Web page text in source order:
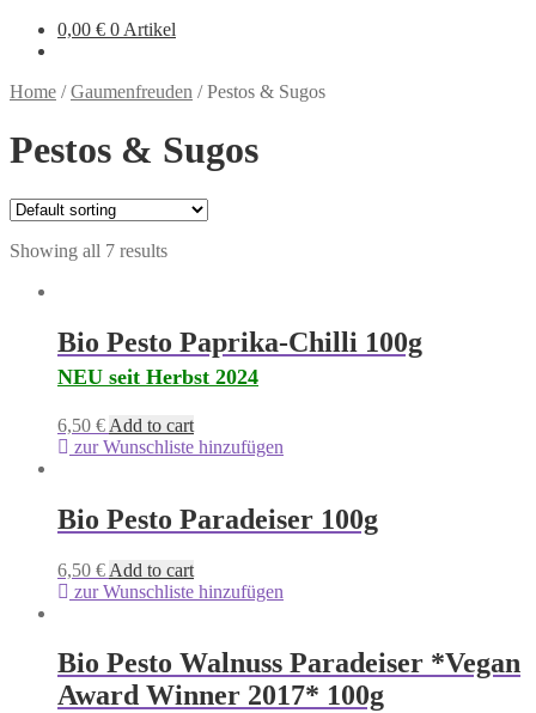
0,00 € 0 Artikel
Home /Gaumenfreuden /Pestos & Sugos
Pestos & Sugos
Showing all 7 results
Bio Pesto Paprika-Chilli 100g
NEU seit Herbst 2024
6,50 € Add to cart
zur Wunschliste hinzufügen
Bio Pesto Paradeiser 100g
6,50 € Add to cart
zur Wunschliste hinzufügen
Bio Pesto Walnuss Paradeiser *Vegan
Award Winner 2017* 100g